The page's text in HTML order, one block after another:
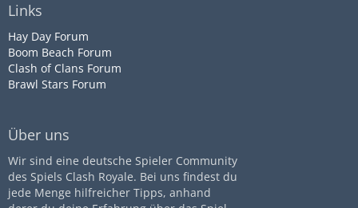
Links
Hay Day Forum
Boom Beach Forum
Clash of Clans Forum
Brawl Stars Forum
Über uns
Wir sind eine deutsche Spieler Community
des Spiels Clash Royale. Bei uns findest du
jede Menge hilfreicher Tipps, anhand